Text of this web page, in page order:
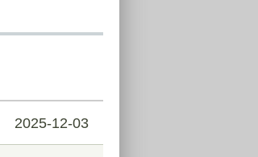
2025-12-03